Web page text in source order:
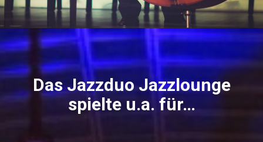
Das Jazzduo Jazzlounge
spielte u.a. für…